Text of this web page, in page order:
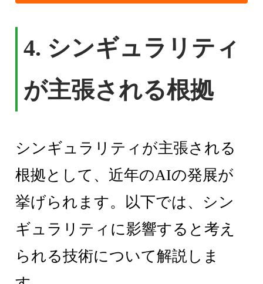
4. シンギュラリティ
が主張される根拠
シンギュラリティが主張される
根拠として、近年のAIの発展が
挙げられます。以下では、シン
ギュラリティに影響すると考え
られる技術について解説しま